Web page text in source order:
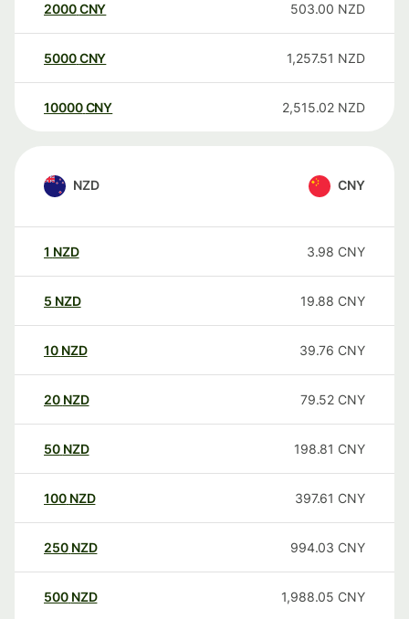
2000CNY 503.00 NZD
5000CNY 1,257.51 NZD
10000 CNY 2,515.02 NZD
NZD CNY
1 NZD 3.98 CNY
5 NZD 19.88 CNY
10 NZD 39.76 CNY
20 NZD 79.52 CNY
50 NZD 198.81 CNY
100 NZD 397.61 CNY
250 NZD 994.03 CNY
500 NZD 1,988.05 CNY